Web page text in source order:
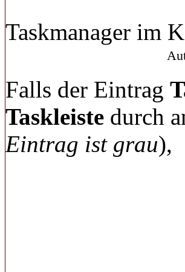
Taskmanager im
Falls der Eintrag
Taskleiste durch
Eintrag ist grau),